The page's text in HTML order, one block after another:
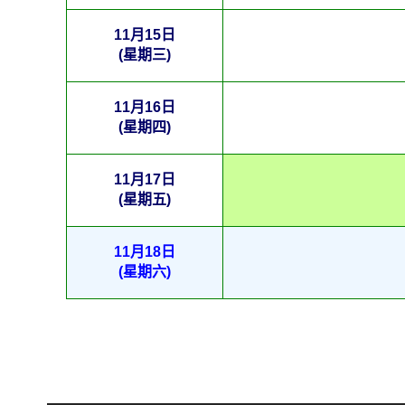
11月15日
(星期三)
11月16日
(星期四)
11月17日
(星期五)
11月18日
(星期六)